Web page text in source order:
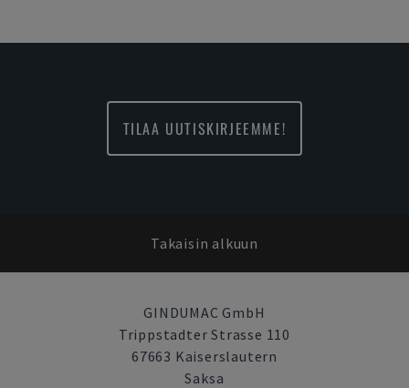
TILAA UUTISKIRJEEMME!
Takaisin alkuun
GINDUMAC GmbH
Trippstadter Strasse 110
67663 Kaiserslautern
Saksa